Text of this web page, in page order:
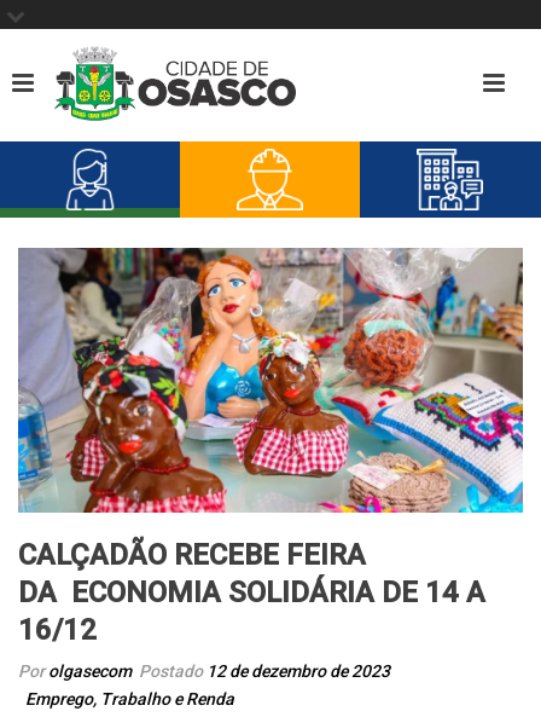
CALÇADÃO RECEBE FEIRA
DA ECONOMIA SOLIDÁRIA DE 14 A
16/12
Porolgasecom Postado 12 de dezembro de 2023
Emprego, Trabalho e Renda